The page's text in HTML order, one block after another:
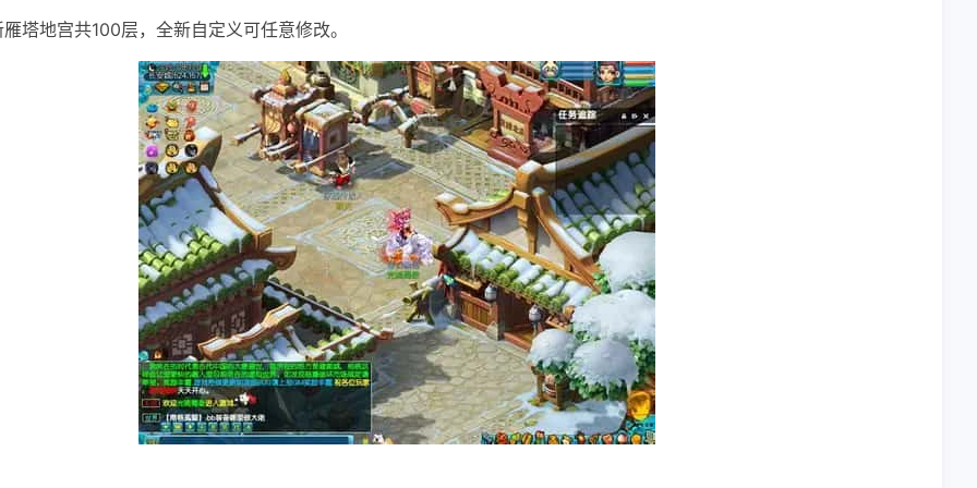
塔地宫共100层，全新自定义可任意修改。